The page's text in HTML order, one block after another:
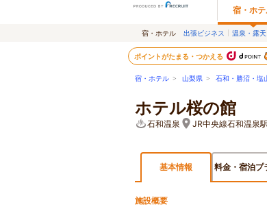
宿・ホテ
宿・ホテル 出張ビジネス 温泉・露天
ポイントがたまる・つかえる
宿・ホテル > 山梨県 > 石和・勝沼・塩
ホテル桜の館
石和温泉 JR中央線石和温泉
基本情報 料金・宿泊プ
施設概要